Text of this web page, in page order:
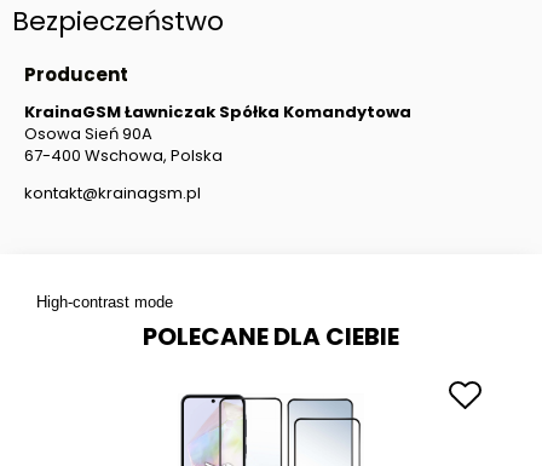
Bezpieczeństwo
Producent
KrainaGSM Ławniczak Spółka Komandytowa
Osowa Sień 90A
67-400 Wschowa, Polska
kontakt@krainagsm.pl
High-contrast mode
POLECANE DLA CIEBIE